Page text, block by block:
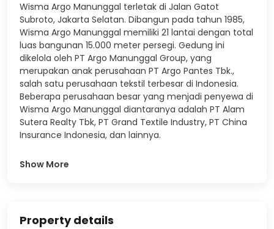
Wisma Argo Manunggal terletak di Jalan Gatot
Subroto, Jakarta Selatan. Dibangun pada tahun 1985,
Wisma Argo Manunggal memiliki 21 lantai dengan total
luas bangunan 15.000 meter persegi. Gedung ini
dikelola oleh PT Argo Manunggal Group, yang
merupakan anak perusahaan PT Argo Pantes Tbk.,
salah satu perusahaan tekstil terbesar di Indonesia.
Beberapa perusahaan besar yang menjadi penyewa di
Wisma Argo Manunggal diantaranya adalah PT Alam
Sutera Realty Tbk, PT Grand Textile Industry, PT China
Insurance Indonesia, dan lainnya.
Show More
Property details